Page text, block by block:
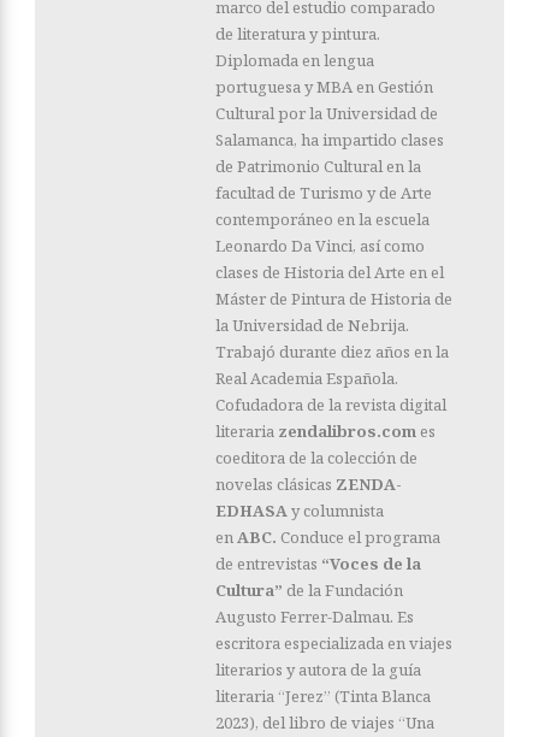
marco del estudio comparado
de literatura y pintura.
Diplomada en lengua
portuguesa y MBA en Gestión
Cultural por la Universidad de
Salamanca, ha impartido clases
de Patrimonio Cultural en la
facultad de Turismo y de Arte
contemporáneo en la escuela
Leonardo Da Vinci, así como
clases de Historia del Arte en el
Máster de Pintura de Historia de
la Universidad de Nebrija.
Trabajó durante diez años en la
Real Academia Española.
Cofudadora de la revista digital
literaria zendalibros.com es
coeditora de la colección de
novelas clásicas ZENDA-
EDHASAy columnista
enABC. Conduce el programa
de entrevistas “Voces de la
Cultura” de la Fundación
Augusto Ferrer-Dalmau. Es
escritora especializada en viajes
literarios y autora de la guía
literaria “Jerez” (Tinta Blanca
2023), del libro de viajes “Una